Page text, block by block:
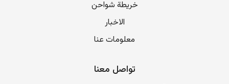
خريطة شواحن
الاخبار
معلومات عنا
تواصل معنا